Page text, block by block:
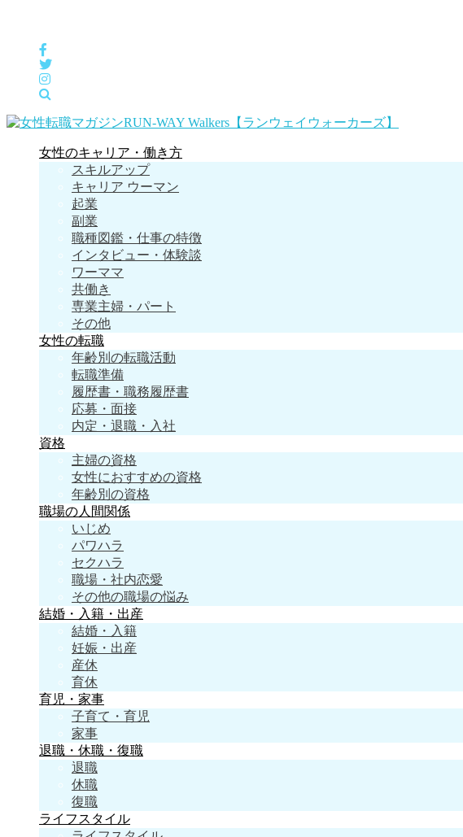
女性のキャリア・働き方
スキルアップ
キャリア ウーマン
起業
副業
職種図鑑・仕事の特徴
インタビュー・体験談
ワーママ
共働き
専業主婦・パート
その他
女性の転職
年齢別の転職活動
転職準備
履歴書・職務履歴書
応募・面接
内定・退職・入社
資格
主婦の資格
女性におすすめの資格
年齢別の資格
職場の人間関係
いじめ
パワハラ
セクハラ
職場・社内恋愛
その他の職場の悩み
結婚・入籍・出産
結婚・入籍
妊娠・出産
産休
育休
育児・家事
子育て・育児
家事
退職・休職・復職
退職
休職
復職
ライフスタイル